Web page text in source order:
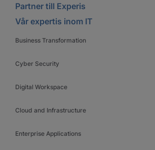
Partner till Experis
Vår expertis inom IT
Business Transformation
Cyber Security
Digital Workspace
Cloud and Infrastructure
Enterprise Applications